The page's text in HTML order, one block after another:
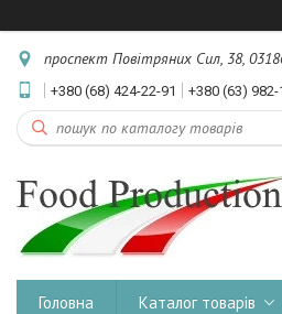
проспект Повітряних Сил, 38,
+380 (68) 424-22-91 +380 (63) 982-
Головна Каталог товарів